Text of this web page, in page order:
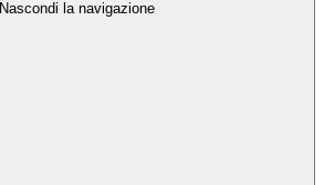
Nascondi la navigazione